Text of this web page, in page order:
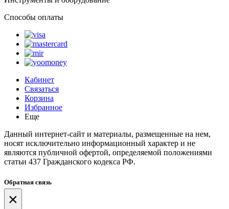
Способы оплаты
Кабинет
Связаться
Корзина
Избранное
Еще
Данный интернет-сайт и материалы, размещенные на нем,
носят исключительно информационный характер и не
являются публичной офертой, определяемой положениями
статьи 437 Гражданского кодекса РФ.
Обратная связь
×